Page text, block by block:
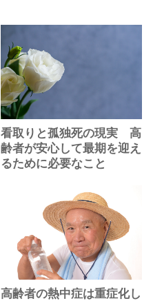
看取りと孤独死の現実 高
齢者が安心して最期を迎え
るために必要なこと
高齢者の熱中症は重症化し